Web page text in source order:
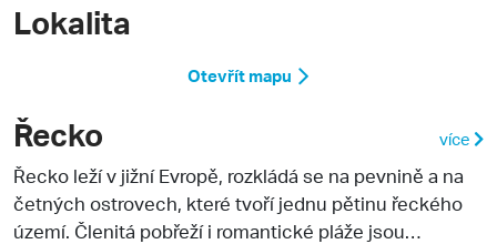
Lokalita
Otevřít mapu
Řecko více
Řecko leží v jižní Evropě, rozkládá se na pevnině a na
četných ostrovech, které tvoří jednu pětinu řeckého
území. Členitá pobřeží i romantické pláže jsou